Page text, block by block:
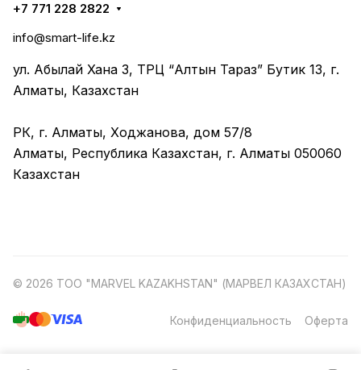
+7 771 228 2822
info@smart-life.kz
ул. Абылай Хана 3, ТРЦ “Алтын Тараз” Бутик 13, г.
Алматы, Казахстан
РК, г. Алматы, Ходжанова, дом 57/8
Алматы, Республика Казахстан, г. Алматы 050060
Казахстан
© 2026 ТОО "MARVEL KAZAKHSTAN" (МАРВЕЛ КАЗАХСТАН)
Конфиденциальность Оферта